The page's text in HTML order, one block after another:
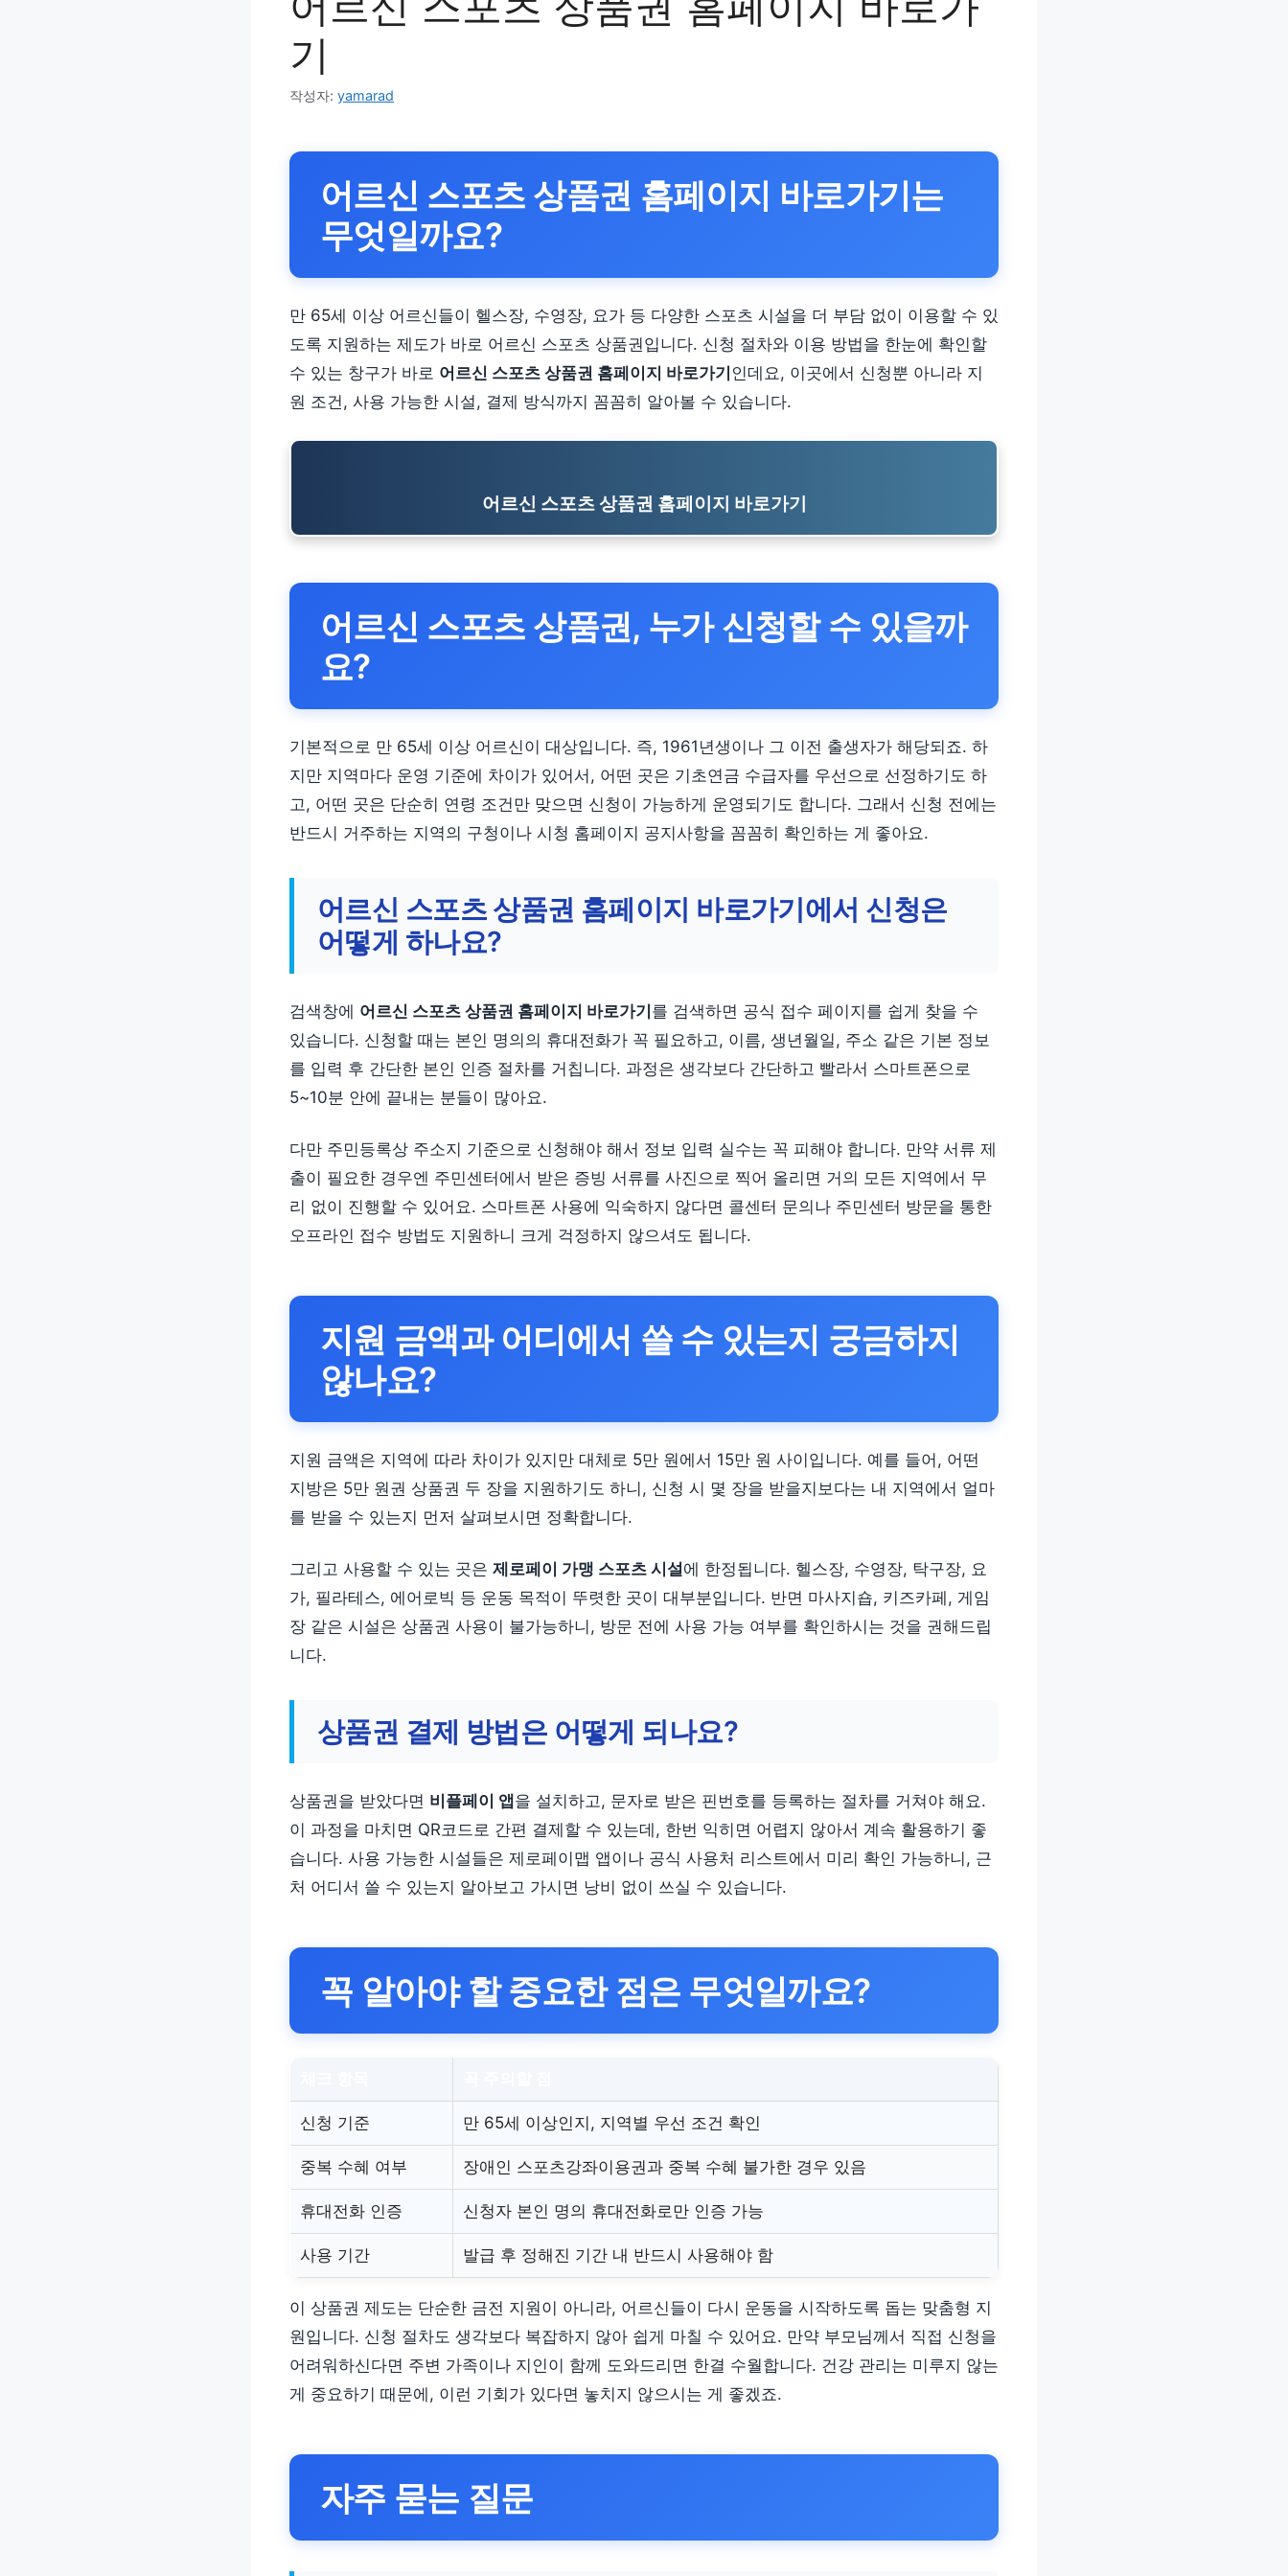
기
작성자: yamarad
어르신 스포츠 상품권 홈페이지 바로가기는
무엇일까요?
만 65세 이상 어르신들이 헬스장, 수영장, 요가 등 다양한 스포츠 시설을 더 부담 없이 이용할 수 있
도록 지원하는 제도가 바로 어르신 스포츠 상품권입니다. 신청 절차와 이용 방법을 한눈에 확인할
수 있는 창구가 바로 어르신 스포츠 상품권 홈페이지 바로가기 인데요, 이곳에서 신청뿐 아니라 지
원 조건, 사용 가능한 시설, 결제 방식까지 꼼꼼히 알아볼 수 있습니다.
어르신 스포츠 상품권 홈페이지 바로가기
어르신 스포츠 상품권, 누가 신청할 수 있을까
요?
기본적으로 만 65세 이상 어르신이 대상입니다. 즉, 1961년생이나 그 이전 출생자가 해당되죠. 하
지만 지역마다 운영 기준에 차이가 있어서, 어떤 곳은 기초연금 수급자를 우선으로 선정하기도 하
고, 어떤 곳은 단순히 연령 조건만 맞으면 신청이 가능하게 운영되기도 합니다. 그래서 신청 전에는
반드시 거주하는 지역의 구청이나 시청 홈페이지 공지사항을 꼼꼼히 확인하는 게 좋아요.
어르신 스포츠 상품권 홈페이지 바로가기에서 신청은
어떻게 하나요?
검색창에 어르신 스포츠 상품권 홈페이지 바로가기 를 검색하면 공식 접수 페이지를 쉽게 찾을 수
있습니다. 신청할 때는 본인 명의의 휴대전화가 꼭 필요하고, 이름, 생년월일, 주소 같은 기본 정보
를 입력 후 간단한 본인 인증 절차를 거칩니다. 과정은 생각보다 간단하고 빨라서 스마트폰으로
5~10분 안에 끝내는 분들이 많아요.
다만 주민등록상 주소지 기준으로 신청해야 해서 정보 입력 실수는 꼭 피해야 합니다. 만약 서류 제
출이 필요한 경우엔 주민센터에서 받은 증빙 서류를 사진으로 찍어 올리면 거의 모든 지역에서 무
리 없이 진행할 수 있어요. 스마트폰 사용에 익숙하지 않다면 콜센터 문의나 주민센터 방문을 통한
오프라인 접수 방법도 지원하니 크게 걱정하지 않으셔도 됩니다.
지원 금액과 어디에서 쓸 수 있는지 궁금하지
않나요?
지원 금액은 지역에 따라 차이가 있지만 대체로 5만 원에서 15만 원 사이입니다. 예를 들어, 어떤
지방은 5만 원권 상품권 두 장을 지원하기도 하니, 신청 시 몇 장을 받을지보다는 내 지역에서 얼마
를 받을 수 있는지 먼저 살펴보시면 정확합니다.
그리고 사용할 수 있는 곳은 제로페이 가맹 스포츠 시설에 한정됩니다. 헬스장, 수영장, 탁구장, 요
가, 필라테스, 에어로빅 등 운동 목적이 뚜렷한 곳이 대부분입니다. 반면 마사지숍, 키즈카페, 게임
장 같은 시설은 상품권 사용이 불가능하니, 방문 전에 사용 가능 여부를 확인하시는 것을 권해드립
니다.
상품권 결제 방법은 어떻게 되나요?
상품권을 받았다면 비플페이 앱 을 설치하고, 문자로 받은 핀번호를 등록하는 절차를 거쳐야 해요.
이 과정을 마치면 QR코드로 간편 결제할 수 있는데, 한번 익히면 어렵지 않아서 계속 활용하기 좋
습니다. 사용 가능한 시설들은 제로페이맵 앱이나 공식 사용처 리스트에서 미리 확인 가능하니, 근
처 어디서 쓸 수 있는지 알아보고 가시면 낭비 없이 쓰실 수 있습니다.
꼭 알아야 할 중요한 점은 무엇일까요?
신청 기준 만 65세 이상인지, 지역별 우선 조건 확인
중복 수혜 여부 장애인 스포츠강좌이용권과 중복 수혜 불가한 경우 있음
휴대전화 인증 신청자 본인 명의 휴대전화로만 인증 가능
사용 기간 발급 후 정해진 기간 내 반드시 사용해야 함
이 상품권 제도는 단순한 금전 지원이 아니라, 어르신들이 다시 운동을 시작하도록 돕는 맞춤형 지
원입니다. 신청 절차도 생각보다 복잡하지 않아 쉽게 마칠 수 있어요. 만약 부모님께서 직접 신청을
어려워하신다면 주변 가족이나 지인이 함께 도와드리면 한결 수월합니다. 건강 관리는 미루지 않는
게 중요하기 때문에, 이런 기회가 있다면 놓치지 않으시는 게 좋겠죠.
자주 묻는 질문